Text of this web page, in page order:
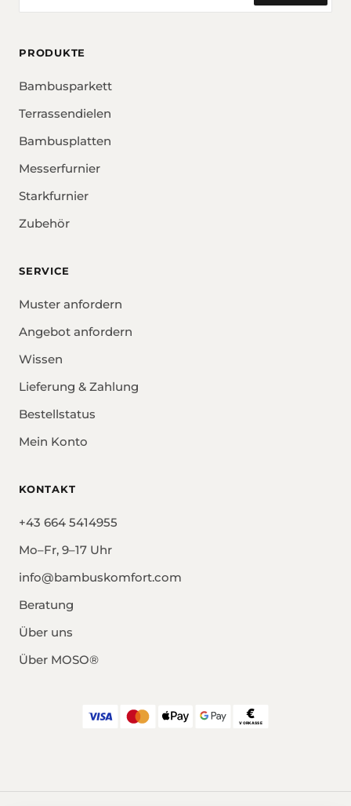
PRODUKTE
Bambusparkett
Terrassendielen
Bambusplatten
Messerfurnier
Starkfurnier
Zubehör
SERVICE
Muster anfordern
Angebot anfordern
Wissen
Lieferung & Zahlung
Bestellstatus
Mein Konto
KONTAKT
+43 664 5414955
Mo–Fr, 9–17 Uhr
info@bambuskomfort.com
Beratung
Über uns
Über MOSO®